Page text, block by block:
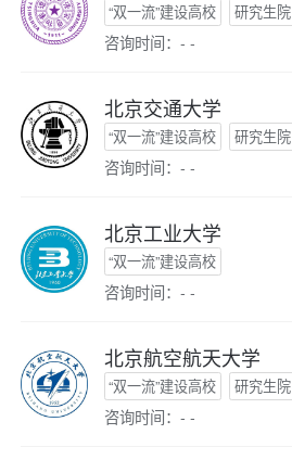
“双一流”建设高校 研究生院
咨询时间：- -
北京交通大学
“双一流”建设高校 研究生院
咨询时间：- -
北京工业大学
“双一流”建设高校
咨询时间：- -
北京航空航天大学
“双一流”建设高校 研究生院
咨询时间：- -